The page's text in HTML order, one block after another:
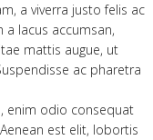
a viverra justo felis ac
a lacus accumsan,
mattis augue, ut
ac pharetra
enim odio consequat
est elit, lobortis